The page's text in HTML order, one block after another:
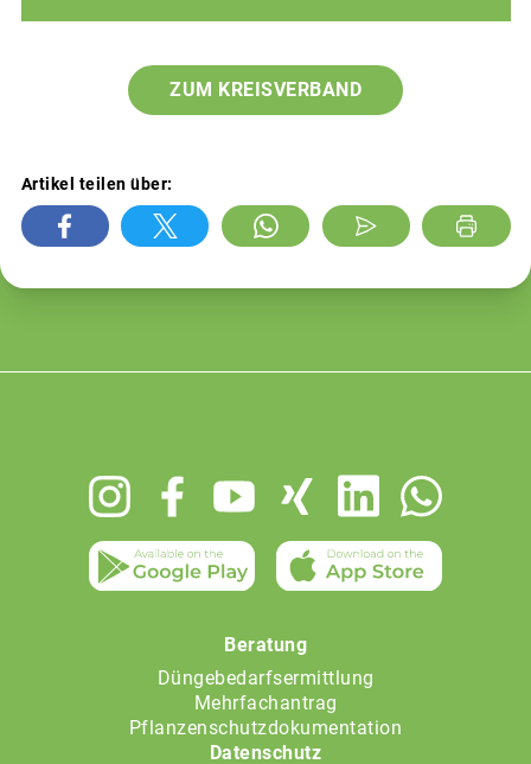
ZUM KREISVERBAND
Artikel teilen über:
Beratung
Düngebedarfsermittlung
Mehrfachantrag
Pflanzenschutzdokumentation
Datenschutz